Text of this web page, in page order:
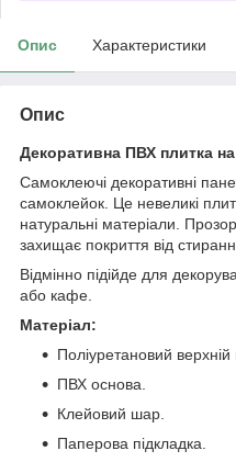
Опис Характеристики
Опис
Декоративна ПВХ плитка
Самоклеючі декоративні
самоклейок. Це невеликі
натуральні матеріали.
захищає покриття від
Відмінно підійде для
або кафе.
Матеріал:
Поліуретановий верхній
ПВХ основа.
Клейовий шар.
Паперова підкладка.